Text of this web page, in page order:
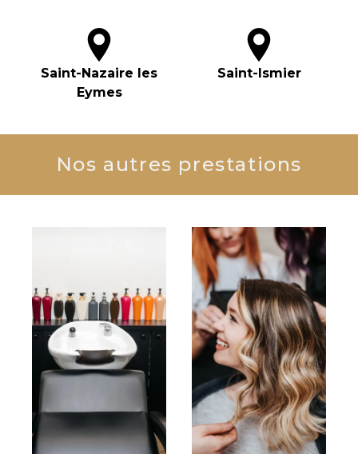
Saint-Nazaire les
Eymes
Saint-Ismier
Nos autres prestations